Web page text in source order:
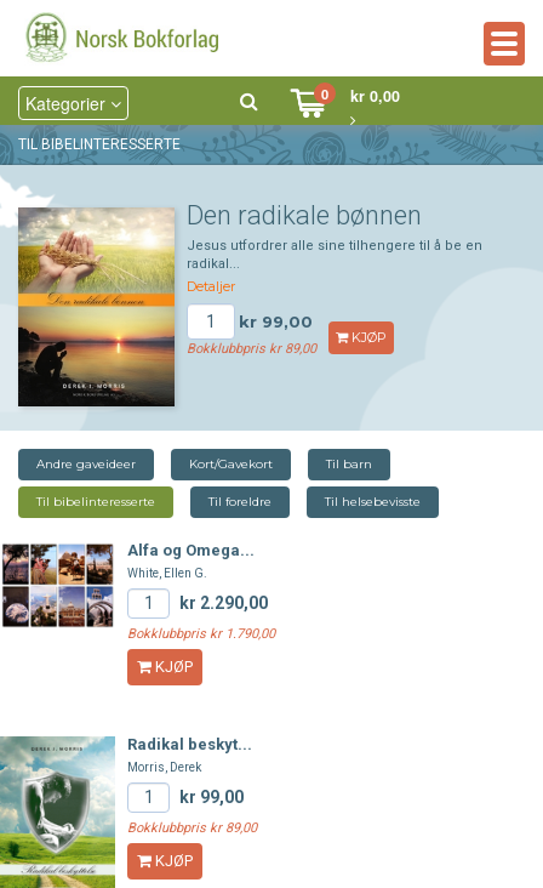
Kategorier
0 kr 0,00
TIL BIBELINTERESSERTE
Den radikale bønnen
Jesus utfordrer alle sine tilhengere til å be en
radikal...
Detaljer
kr 99,00
Bokklubbpris kr 89,00
KJØP
Andre gaveideer Kort/Gavekort Til barn
Til bibelinteresserte Til foreldre Til helsebevisste
Alfa og Omega...
White, Ellen G.
kr 2.290,00
Bokklubbpris kr 1.790,00
KJØP
Radikal beskyt...
Morris, Derek
kr 99,00
Bokklubbpris kr 89,00
KJØP